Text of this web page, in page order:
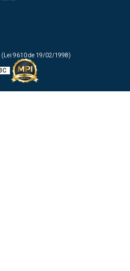
(Lei 9610 de 19/02/1998)